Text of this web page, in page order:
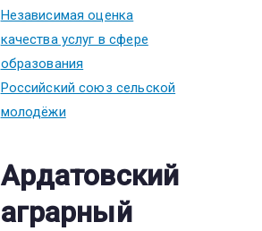
Независимая оценка
качества услуг в сфере
образования
Российский союз сельской
молодёжи
Ардатовский
аграрный